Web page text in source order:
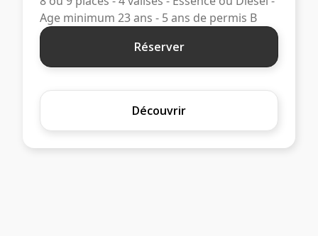
Age minimum 23 ans - 5 ans de permis B
Réserver
Découvrir